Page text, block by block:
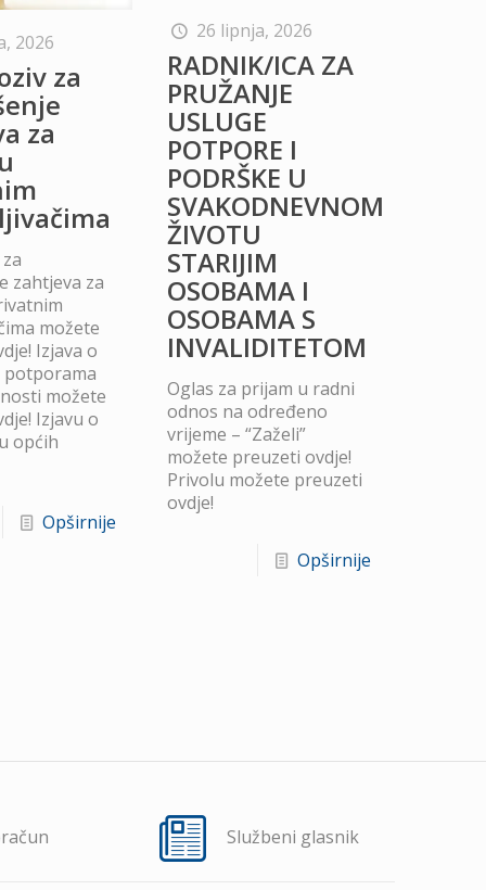
2026
za
za
zahtjeva za
možete
Izjava o
možete
Izjavu o
općih
Opširnije
26 lipnja, 2026
RADNIK/ICA ZA
PRUŽANJE
USLUGE
POTPORE I
PODRŠKE U
SVAKODNEVNOM
ŽIVOTU
STARIJIM
OSOBAMA I
OSOBAMA S
INVALIDITETOM
Oglas za prijam u radni
odnos na određeno
vrijeme – “Zaželi”
možete preuzeti ovdje!
Privolu možete preuzeti
ovdje!
Opširnije
Službeni glasnik